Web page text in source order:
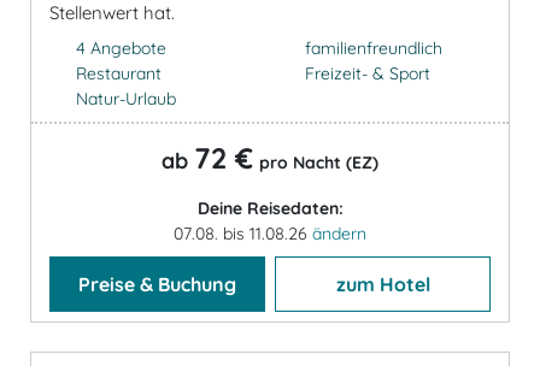
Stellenwert hat.
4 Angebote
Restaurant
Natur-Urlaub
familienfreundlich
Freizeit- & Sport
ab 72 € pro Nacht (EZ)
Deine Reisedaten:
07.08. bis 11.08.26 ändern
Preise & Buchung zum Hotel